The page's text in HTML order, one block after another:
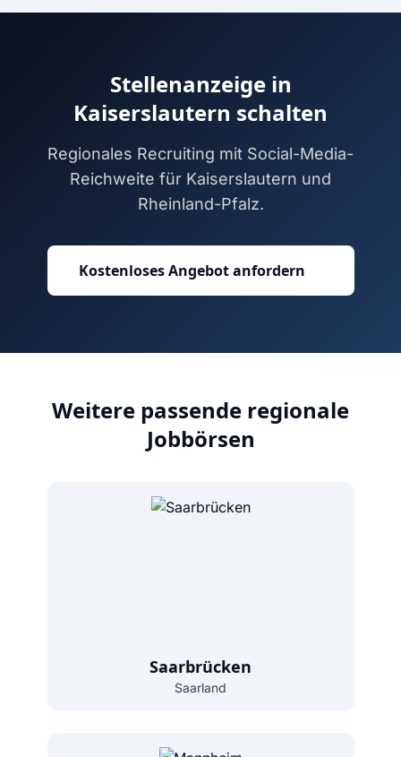
Stellenanzeige in
Kaiserslautern schalten
Regionales Recruiting mit Social-Media-
Reichweite für Kaiserslautern und
Rheinland-Pfalz.
Kostenloses Angebot anfordern
Weitere passende regionale
Jobbörsen
Saarbrücken
Saarland